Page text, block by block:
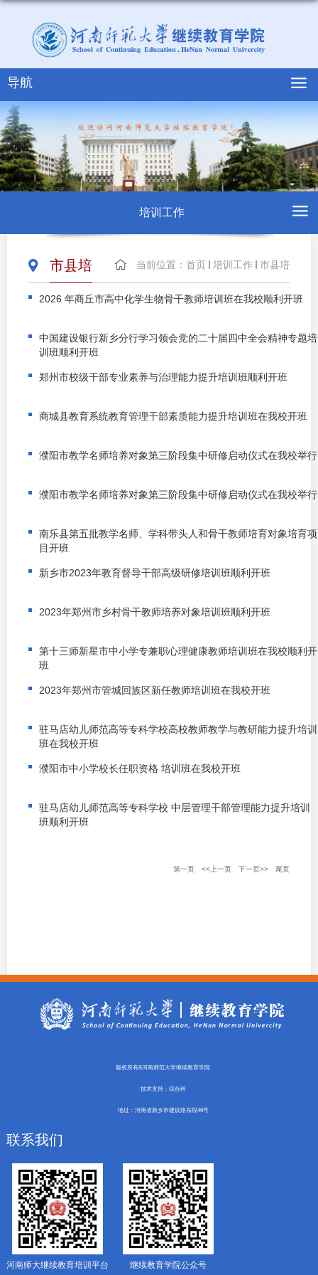
导航
培训工作
当前位置： 首页 培训工作 市县培
市县培
2026 年商丘市高中化学生物骨干教师培训班在我校顺利开班
中国建设银行新乡分行学习领会党的二十届四中全会精神专题培
训班顺利开班
郑州市校级干部专业素养与治理能力提升培训班顺利开班
商城县教育系统教育管理干部素质能力提升培训班在我校开班
濮阳市教学名师培养对象第三阶段集中研修启动仪式在我校举行
濮阳市教学名师培养对象第三阶段集中研修启动仪式在我校举行
南乐县第五批教学名师、学科带头人和骨干教师培育对象培育项
目开班
新乡市2023年教育督导干部高级研修培训班顺利开班
2023年郑州市乡村骨干教师培养对象培训班顺利开班
第十三师新星市中小学专兼职心理健康教师培训班在我校顺利开
班
2023年郑州市管城回族区新任教师培训班在我校开班
驻马店幼儿师范高等专科学校高校教师教学与教研能力提升培训
班在我校开班
濮阳市中小学校长任职资格 培训班在我校开班
驻马店幼儿师范高等专科学校 中层管理干部管理能力提升培训
班顺利开班
第一页 <<上一页 下一页>> 尾页
版权所有&河南师范大学继续教育学院
技术支持：综合科
地址：河南省新乡市建设路东段46号
联系我们
河南师大继续教育培训平台 继续教育学院公众号